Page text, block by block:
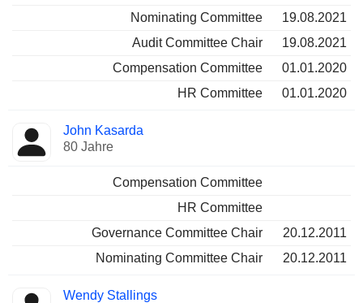
Nominating Committee
19.08.2021
Audit Committee Chair
19.08.2021
Compensation Committee
01.01.2020
HR Committee
01.01.2020
John Kasarda
80 Jahre
Compensation Committee
HR Committee
Governance Committee Chair
20.12.2011
Nominating Committee Chair
20.12.2011
Wendy Stallings